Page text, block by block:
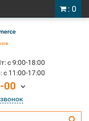
: 0
c 9:00-18:00
c 11:00-17:00
00